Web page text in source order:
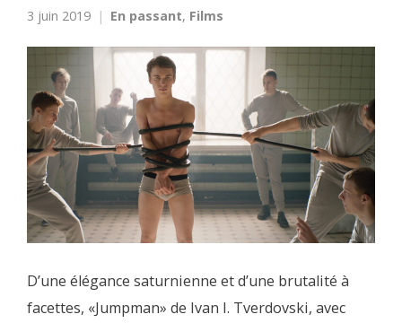
3 juin 2019 En passant, Films
D’une élégance saturnienne et d’une brutalité à
facettes, «Jumpman» de Ivan I. Tverdovski, avec